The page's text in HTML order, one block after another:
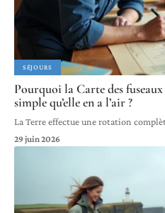
SÉJOURS
Pourquoi la Carte des fuseaux
simple qu’elle en a l’air ?
La Terre effectue une rotation
29 juin 2026